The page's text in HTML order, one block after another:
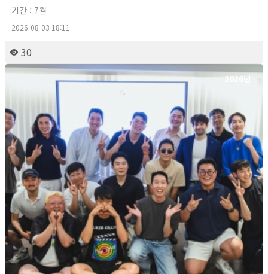
기간 : 7월
2026-08-03 18:11
30
2026년